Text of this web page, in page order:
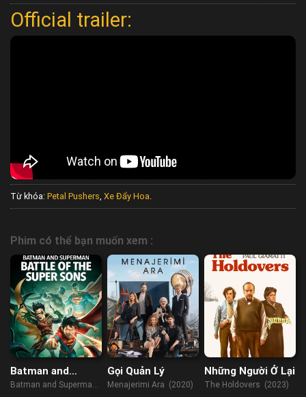
Official trailer:
Từ khóa: Petal Pushers Xe Đẩy Hoa
Phim có thể bạn muốn xem :
Batman and
Superman: Battle
Batman and Superman:
Gọi Quản Lý
Menajerimi Ara (2020)
Những Người Ở Lại
The Holdovers (2023)